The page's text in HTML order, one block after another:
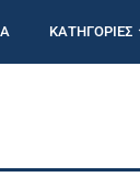
ΚΑΤΗΓΟΡΙΕΣ